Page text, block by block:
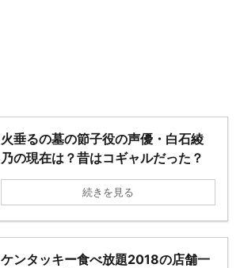
火垂るの墓の節子役の声優・白石綾
乃の現在は？昔はコギャルだった？
続きを見る
ケンタッキー食べ放題2018の店舗一